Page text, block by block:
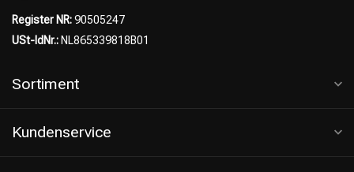
Register NR:90505247
USt-IdNr.: NL865339818B01
Sortiment
Kundenservice